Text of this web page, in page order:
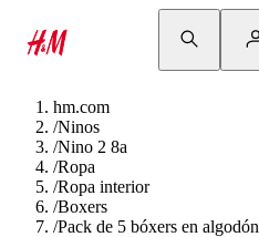
hm.com
/Ninos
/Nino 2 8a
/Ropa
/Ropa interior
/Boxers
/Pack de 5 bóxers en algodón